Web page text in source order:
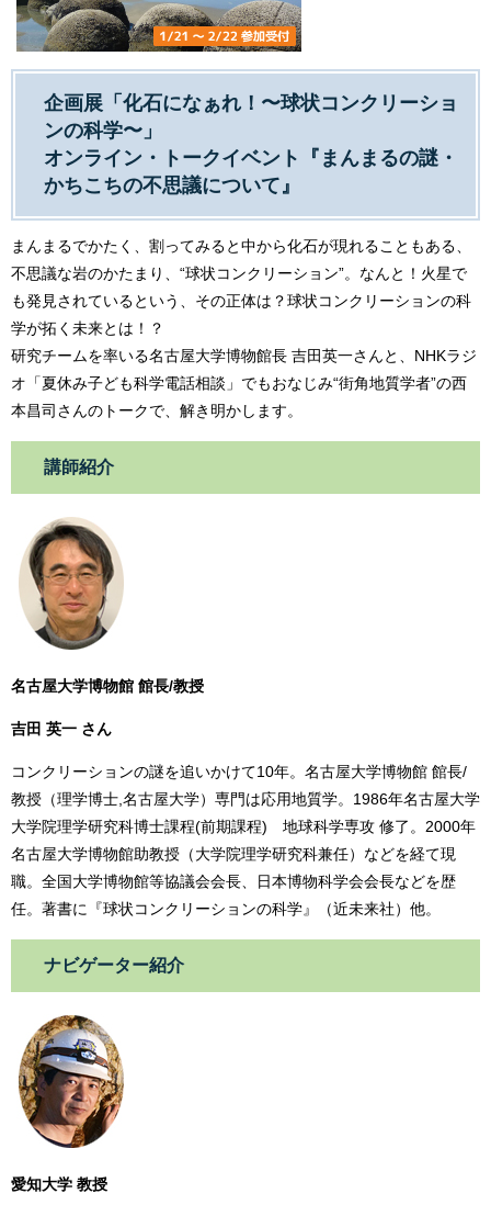
企画展「化石になぁれ！〜球状コンクリーショ
ンの科学〜」
オンライン・トークイベント『まんまるの謎・
かちこちの不思議について』
まんまるでかたく、割ってみると中から化石が現れることもある、
不思議な岩のかたまり、“球状コンクリーション”。なんと！火星で
も発見されているという、その正体は？球状コンクリーションの科
学が拓く未来とは！？
研究チームを率いる名古屋大学博物館長 吉田英一さんと、NHKラジ
オ「夏休み子ども科学電話相談」でもおなじみ“街角地質学者”の西
本昌司さんのトークで、解き明かします。
講師紹介
名古屋大学博物館 館長/教授
吉田 英一 さん
コンクリーションの謎を追いかけて10年。名古屋大学博物館 館長/
教授（理学博士,名古屋大学）専門は応用地質学。1986年名古屋大学
大学院理学研究科博士課程(前期課程) 地球科学専攻 修了。2000年
名古屋大学博物館助教授（大学院理学研究科兼任）などを経て現
職。全国大学博物館等協議会会長、日本博物科学会会長などを歴
任。著書に『球状コンクリーションの科学』（近未来社）他。
ナビゲーター紹介
愛知大学 教授